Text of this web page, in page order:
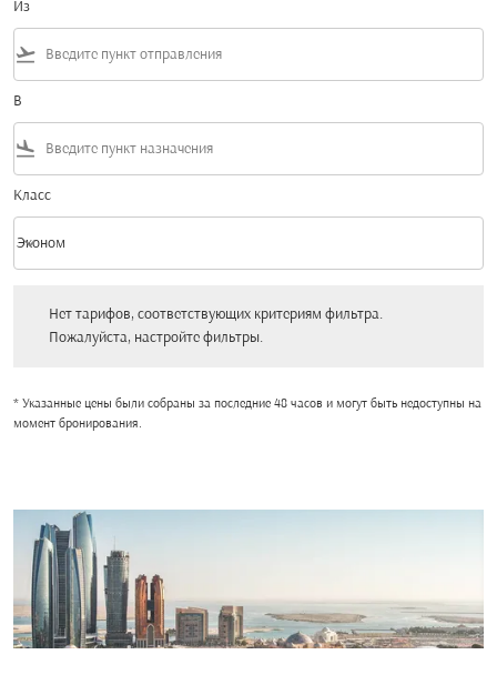
Из
flight_takeoff
В
flight_land
Класс
Класс option Эконом Selected
Эконом
keyboard_arrow_down
Нет тарифов, соответствующих критериям фильтра.
Пожалуйста, настройте фильтры.
* Указанные цены были собраны за последние 48 часов и могут быть недоступны на
момент бронирования.